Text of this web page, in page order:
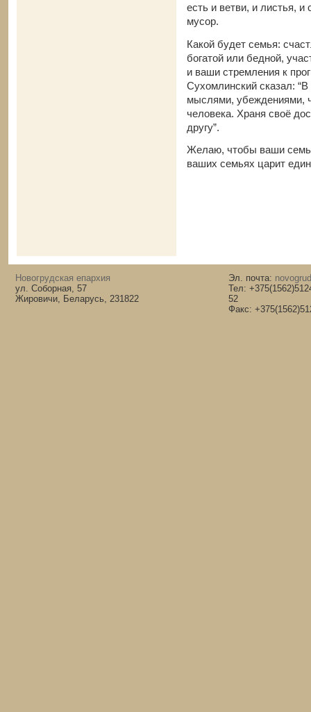
есть и ветви, и листья, и
мусор.
Какой будет семья:
богатой или бедной,
и ваши стремления к
Сухомлинский сказал:
мыслями, убеждениями,
человека. Храня своё
другу”.
Желаю, чтобы ваши
ваших семьях царит
Новогрудская епархия
ул. Соборная, 57
Жировичи, Беларусь, 231822
Эл. почта:
Тел:
52
Факс: